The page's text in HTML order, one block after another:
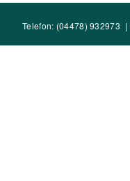
Telefon: (04478) 932973 |